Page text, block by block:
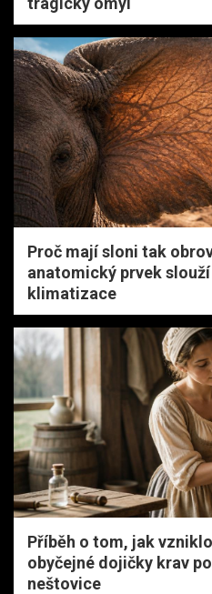
Proč mají sloni tak
anatomický prvek
klimatizace
Příběh o tom, jak
obyčejné dojičky krav
neštovice